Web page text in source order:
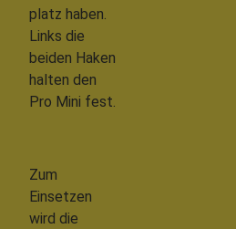
platz haben.
Links die
beiden Haken
halten den
Pro Mini fest.
Zum
Einsetzen
wird die